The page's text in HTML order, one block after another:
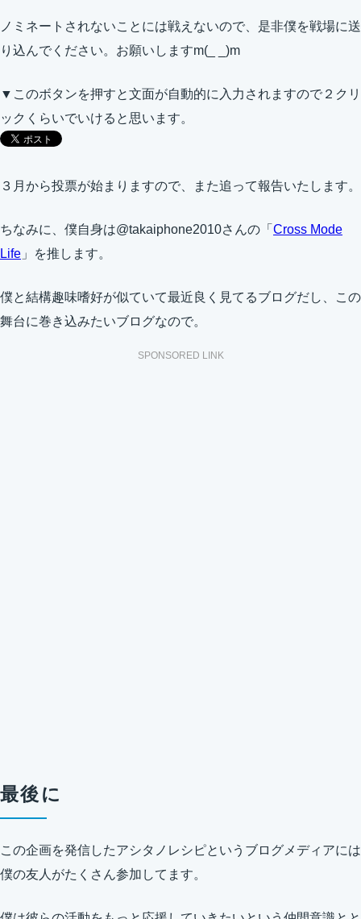
ノミネートされないことには戦えないので、是非僕を戦場に送
り込んでください。お願いしますm(_ _)m
▼このボタンを押すと文面が自動的に入力されますので２クリ
ックくらいでいけると思います。
３月から投票が始まりますので、また追って報告いたします。
ちなみに、僕自身は@takaiphone2010さんの「 Cross Mode
Life 」を推します。
僕と結構趣味嗜好が似ていて最近良く見てるブログだし、この
舞台に巻き込みたいブログなので。
SPONSORED LINK
最後に
この企画を発信したアシタノレシピというブログメディアには
僕の友人がたくさん参加してます。